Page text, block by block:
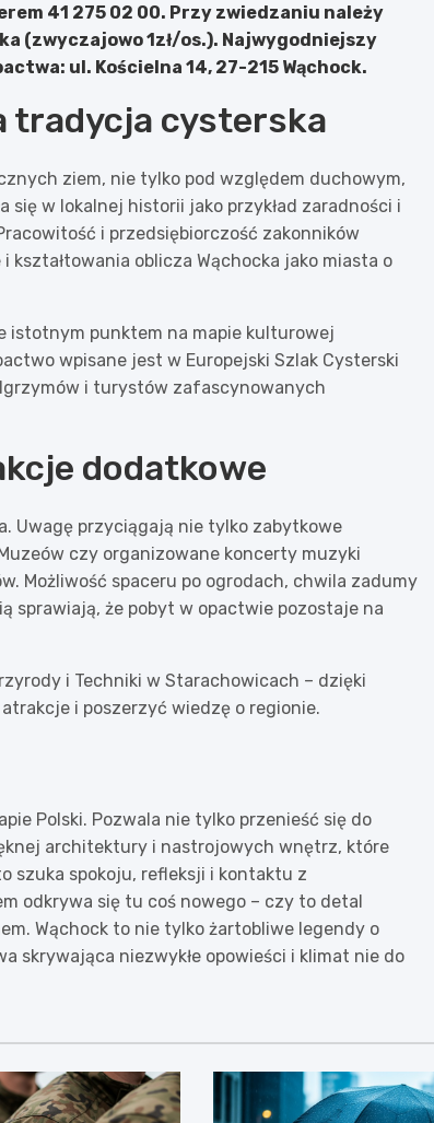
41 275 02 00. Przy zwiedzaniu należy
(zwyczajowo 1zł/os.). Najwygodniejszy
ul. Kościelna 14, 27-215 Wąchock.
tradycja cysterska
ziem, nie tylko pod względem duchowym,
się w lokalnej historii jako przykład zaradności i
i przedsiębiorczość zakonników
kształtowania oblicza Wąchocka jako miasta o
istotnym punktem na mapie kulturowej
wpisane jest w Europejski Szlak Cysterski
i turystów zafascynowanych
dodatkowe
Uwagę przyciągają nie tylko zabytkowe
czy organizowane koncerty muzyki
Możliwość spaceru po ogrodach, chwila zadumy
sprawiają, że pobyt w opactwie pozostaje na
i Techniki w Starachowicach – dzięki
i poszerzyć wiedzę o regionie.
Polski. Pozwala nie tylko przenieść się do
architektury i nastrojowych wnętrz, które
szuka spokoju, refleksji i kontaktu z
odkrywa się tu coś nowego – czy to detal
Wąchock to nie tylko żartobliwe legendy o
skrywająca niezwykłe opowieści i klimat nie do